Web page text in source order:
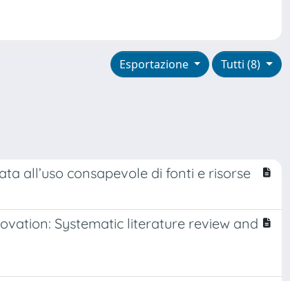
Tutti (8)
Esportazione
all’uso consapevole di fonti e risorse
Systematic literature review and